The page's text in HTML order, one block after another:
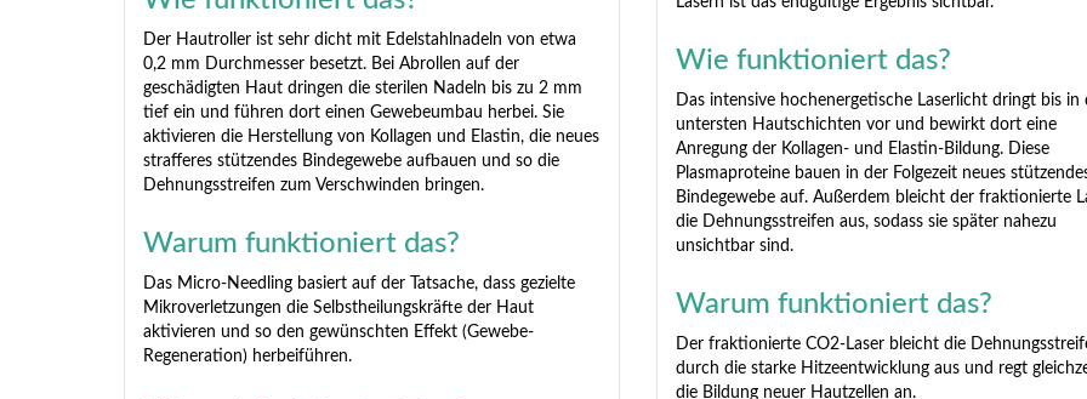
Der Hautroller ist sehr dicht mit Edelstahlnadeln von etwa
0,2 mm Durchmesser besetzt. Bei Abrollen auf der
geschädigten Haut dringen die sterilen Nadeln bis zu 2 mm
tief ein und führen dort einen Gewebeumbau herbei. Sie
aktivieren die Herstellung von Kollagen und Elastin, die neues
strafferes stützendes Bindegewebe aufbauen und so die
Dehnungsstreifen zum Verschwinden bringen.
Warum funktioniert das?
Das Micro-Needling basiert auf der Tatsache, dass gezielte
Mikroverletzungen die Selbstheilungskräfte der Haut
aktivieren und so den gewünschten Effekt (Gewebe-
Regeneration) herbeiführen.
Wie funktioniert das?
Das intensive hochenergetische Laserlicht dringt bis in
untersten Hautschichten vor und bewirkt dort eine
Anregung der Kollagen- und Elastin-Bildung. Diese
Plasmaproteine bauen in der Folgezeit neues
Bindegewebe auf. Außerdem bleicht der fraktionierte
die Dehnungsstreifen aus, sodass sie später nahezu
unsichtbar sind.
Warum funktioniert das?
Der fraktionierte CO2-Laser bleicht die
durch die starke Hitzeentwicklung aus und regt
die Bildung neuer Hautzellen an.